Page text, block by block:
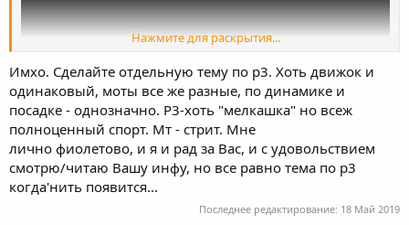
Нажмите для раскрытия...
Имхо. Сделайте отдельную тему по р3. Хоть движок и
одинаковый, моты все же разные, по динамике и
посадке - однозначно. Р3-хоть "мелкашка" но всеж
полноценный спорт. Мт - стрит. Мне
лично фиолетово, и я и рад за Вас, и с удовольствием
смотрю/читаю Вашу инфу, но все равно тема по р3
когда'нить появится...
Последнее редактирование: 18 Май 2019